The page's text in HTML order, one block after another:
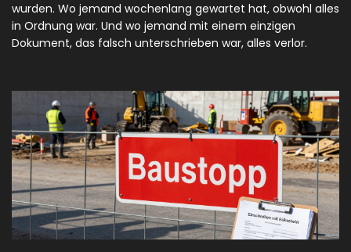
wurden. Wo jemand wochenlang gewartet hat, obwohl alles
in Ordnung war. Und wo jemand mit einem einzigen
Dokument, das falsch unterschrieben war, alles verlor.